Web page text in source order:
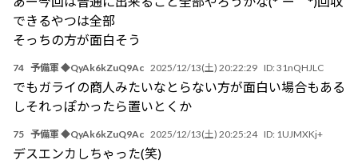
できるやつは全部
そっちの方が面白そう
74 予備軍 ◆QyAk6kZuQ9Ac 2025/12/13(土) 20:22:29 ID:31nQHJLC
でもガライの商人みたいなとらない方が面白い場合もある
しそれっぽかったら置いとくか
75 予備軍 ◆QyAk6kZuQ9Ac 2025/12/13(土) 20:25:24 ID: 1UJMXKj+
デスエンカしちゃった(笑)